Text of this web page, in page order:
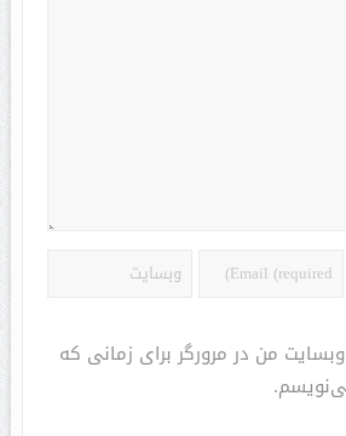
من در مرورگر برای زمانی که